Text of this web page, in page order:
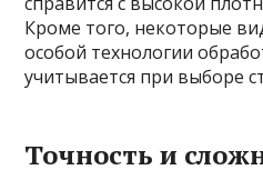
Кроме того, некоторые
особой технологии
учитывается при выборе
Точность и